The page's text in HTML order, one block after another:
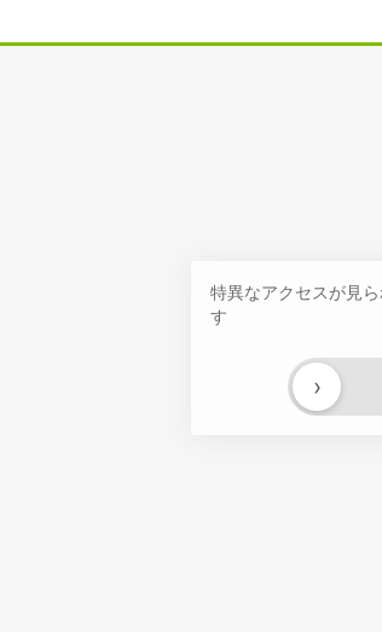
特異なアクセスが見
す
›